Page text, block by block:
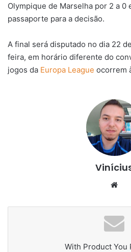
Olympique de Marselha por 2 a 0
passaporte para a decisão.
A final será disputado no dia 22
feira, em horário diferente do
jogos da Europa League ocorrem
With Product You